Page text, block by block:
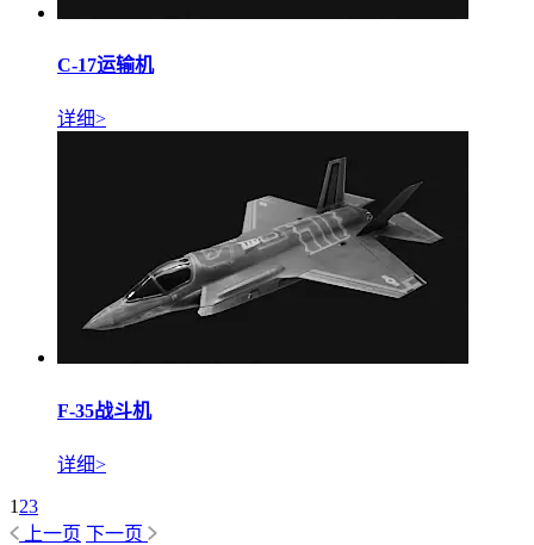
C-17运输机
详细>
F-35战斗机
详细>
1 23
上一页 下一页